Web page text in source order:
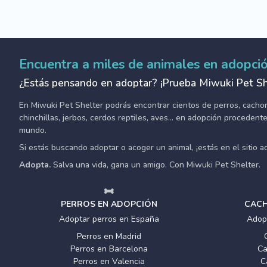
Encuentra a miles de animales en
¿Estás pensando en adoptar? ¡Prueba Miwuki Pet
En Miwuki Pet Shelter podrás encontrar cientos de perros,
chinchillas, jerbos, cerdos reptiles, aves... en adopción
mundo.
Si estás buscando adoptar o acoger un animal, ¡estás en el sitio
Adopta. Salva una vida, gana un amigo. Con Miwuki Pet Shelter.
PERROS EN ADOPCIÓN
Adoptar perros en España
Perros en Madrid
Perros en Barcelona
Perros en Valencia